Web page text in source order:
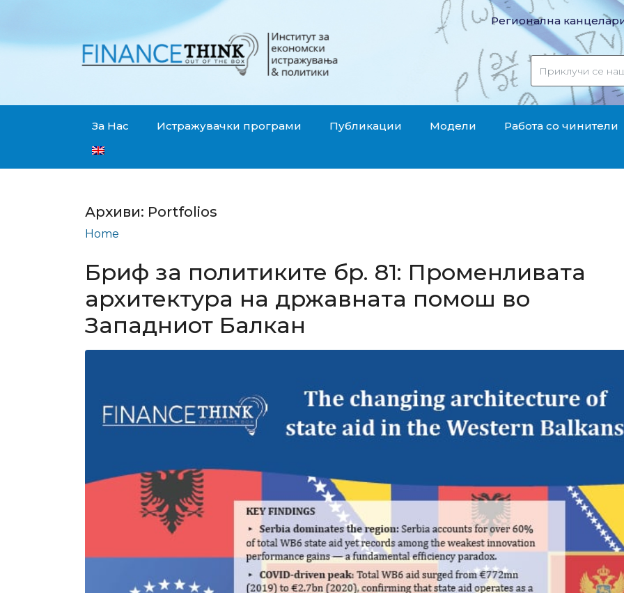
Регионална
За Нас Истражувачки програми Публикации Модели Работа со чинители
Архиви: Portfolios
Home
Бриф за политиките бр. 81: Променливата
архитектура на државната помош во
Западниот Балкан